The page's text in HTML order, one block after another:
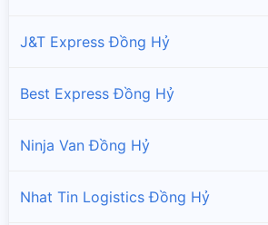
J&T Express Đồng Hỷ
Best Express Đồng Hỷ
Ninja Van Đồng Hỷ
Nhat Tin Logistics Đồng Hỷ